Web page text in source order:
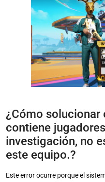
¿Cómo solucionar
contiene
investigación, no
este equipo.?
Este error ocurre porque el